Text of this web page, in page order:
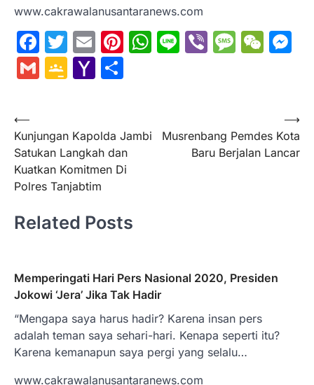
www.cakrawalanusantaranews.com
Facebook
Twitter
EmailPinterest
WhatsApp
LineViber
GmailGoogle
Yahoo
Navigasi
pos
⟵
Kunjungan Kapolda Jambi
Satukan Langkah dan
Kuatkan Komitmen Di
Polres Tanjabtim
Musrenbang Pemdes Kota
Baru Berjalan Lancar
⟶
Related Posts
Memperingati Hari Pers Nasional 2020, Presiden
Jokowi ‘Jera’ Jika Tak Hadir
“Mengapa saya harus hadir? Karena insan pers
adalah teman saya sehari-hari. Kenapa seperti itu?
Karena kemanapun saya pergi yang selalu…
www.cakrawalanusantaranews.com